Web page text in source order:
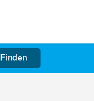
Finden